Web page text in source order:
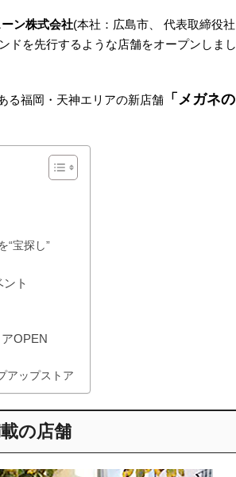
ン株式会社(本社：広島市、 代表取締役社
ドを先行するような店舗をオープンしまし
る福岡・天神エリアの新店舗 「メガネの
“宝探し”
ト
OPEN
アップストア
の店舗